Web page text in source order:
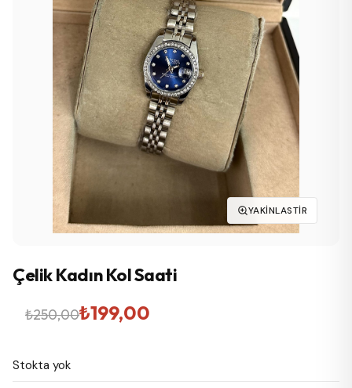
YAKINLASTIR
Çelik Kadın Kol Saati
₺250,00
Orijinal
₺250,00.
₺199,00
Şu
fiyat:
Stokta yok